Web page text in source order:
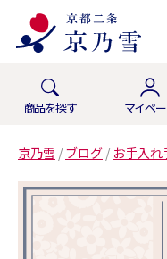
商品を探す マイペ
京乃雪 / ブログ / お手入れ